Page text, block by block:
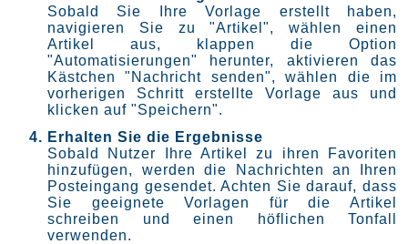
Sobald Sie Ihre Vorlage erstellt haben,
navigieren Sie zu "Artikel", wählen einen
Artikel aus, klappen die Option
"Automatisierungen" herunter, aktivieren das
Kästchen "Nachricht senden", wählen die im
vorherigen Schritt erstellte Vorlage aus und
klicken auf "Speichern".
Erhalten Sie die Ergebnisse
Sobald Nutzer Ihre Artikel zu ihren Favoriten
hinzufügen, werden die Nachrichten an Ihren
Posteingang gesendet. Achten Sie darauf, dass
Sie geeignete Vorlagen für die Artikel
schreiben und einen höflichen Tonfall
verwenden.